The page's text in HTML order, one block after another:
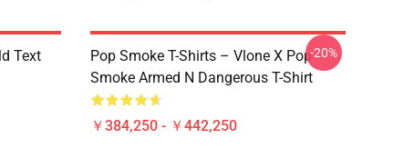
Text
Pop Smoke T-Shirts – Vlone X Pop
Smoke Armed N Dangerous T-Shirt
￥384,250 - ￥442,250
-20%